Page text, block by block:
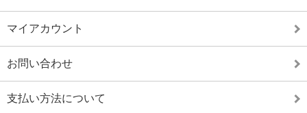
マイアカウント
お問い合わせ
支払い方法について